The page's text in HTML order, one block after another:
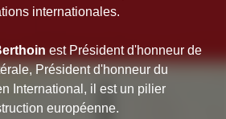
internationales.
est Président d'honneur de
Président d'honneur du
International, il est un pilier
européenne.